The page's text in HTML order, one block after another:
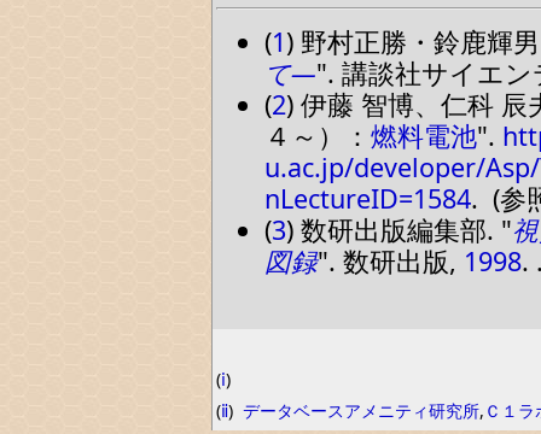
(1) 野村正勝・鈴鹿輝
て― . 講談社サイエ
(2) 伊藤 智博、仁科 辰
４～）： 燃料電池 .
u.ac.jp/developer/
nLectureID=1584. (参
(3) 数研出版編集部.
図録 . 数研出版, 1998.
(ⅰ)
(ⅱ) データベースアメニティ研究所, Ｃ１